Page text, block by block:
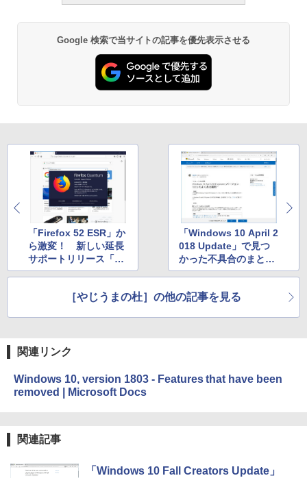
ラインコード版
Microsoft Office Home & Business 202
4(最新 永続版)|オンラインコード版|Wind
ows11、10/mac対応|PC2台
Robloxギフトカード - 2,000 Robux 【限
定バーチャルアイテムを含む】 【オンラ
インゲームコード】 ロブロックス | オン
ラインコード版
Windows版 | Minecraft (マインクラフ
ト): Java & Bedrock Edition | オンライ
ンコード版
￥3,600
￥480
ClaudeCode いちばんやさしい 教科書:
非エンジニア 初心者 素人 でも安心 使い
方 マニュアル AI副業にもコンテンツ作成
にもKindle出版にも！ 非エンジニアのた
めのAIコーディング入門シリーズ
1冊ですべて身につくHTML & CSSとWe
bデザイン入門講座［第2版］
￥1,292
FM TOWNS ハイパー・カタログ: 本体ハ
ードウェア・市販ソフトウェアのパーフ
ェクトリストと最新エミュレータ紹介
￥1,600
書籍リーダー、ブラック、16GB、広告な
￥16,980
Kindle Paperwhite シグニチャーエディ
ション (32GB) 7インチディスプレイ、明
るさ自動調整、色調調節ライト、12週間
￥27,980
Amazon Kindle Colorsoft | 16GBストレ
ージ、防水、7インチカラーディスプレ
イ、色調調節ライト、最大8週間持続バッ
テリー、広告無し、ブラック (2025年発
売)
￥31,980
New Amazon Kindle Scribe Colorsoft |
11インチカラーディスプレイ、64GBスト
￥115,980
Google 検索で当サイトの記事を優先表示させる
「Firefox 52 ESR」か
ら激変！ 新しい延長
サポートリリース「Fir
efox 60」との違いを
「Windows 10 April 2
018 Update」で見つ
かった不具合のまとめ
（2019年2月28日更
［やじうまの杜］の他の記事を見る
関連リンク
Windows 10, version 1803 - Features that have been
removed | Microsoft Docs
関連記事
「Windows 10 Fall Creators Update」